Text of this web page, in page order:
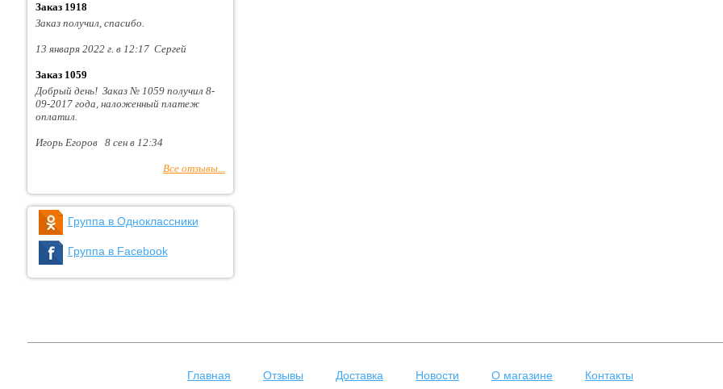
Заказ 1918
Заказ получил, спасибо.
13 января 2022 г. в 12:17 Сергей
Заказ 1059
Добрый день! Заказ № 1059 получил 8-
09-2017 года, наложенный платеж
оплатил.
Игорь Егоров 8 сен в 12:34
Все отзывы...
Группа в Одноклассники
Группа в Facebook
Главная Отзывы Доставка Новости О магазине Контакты